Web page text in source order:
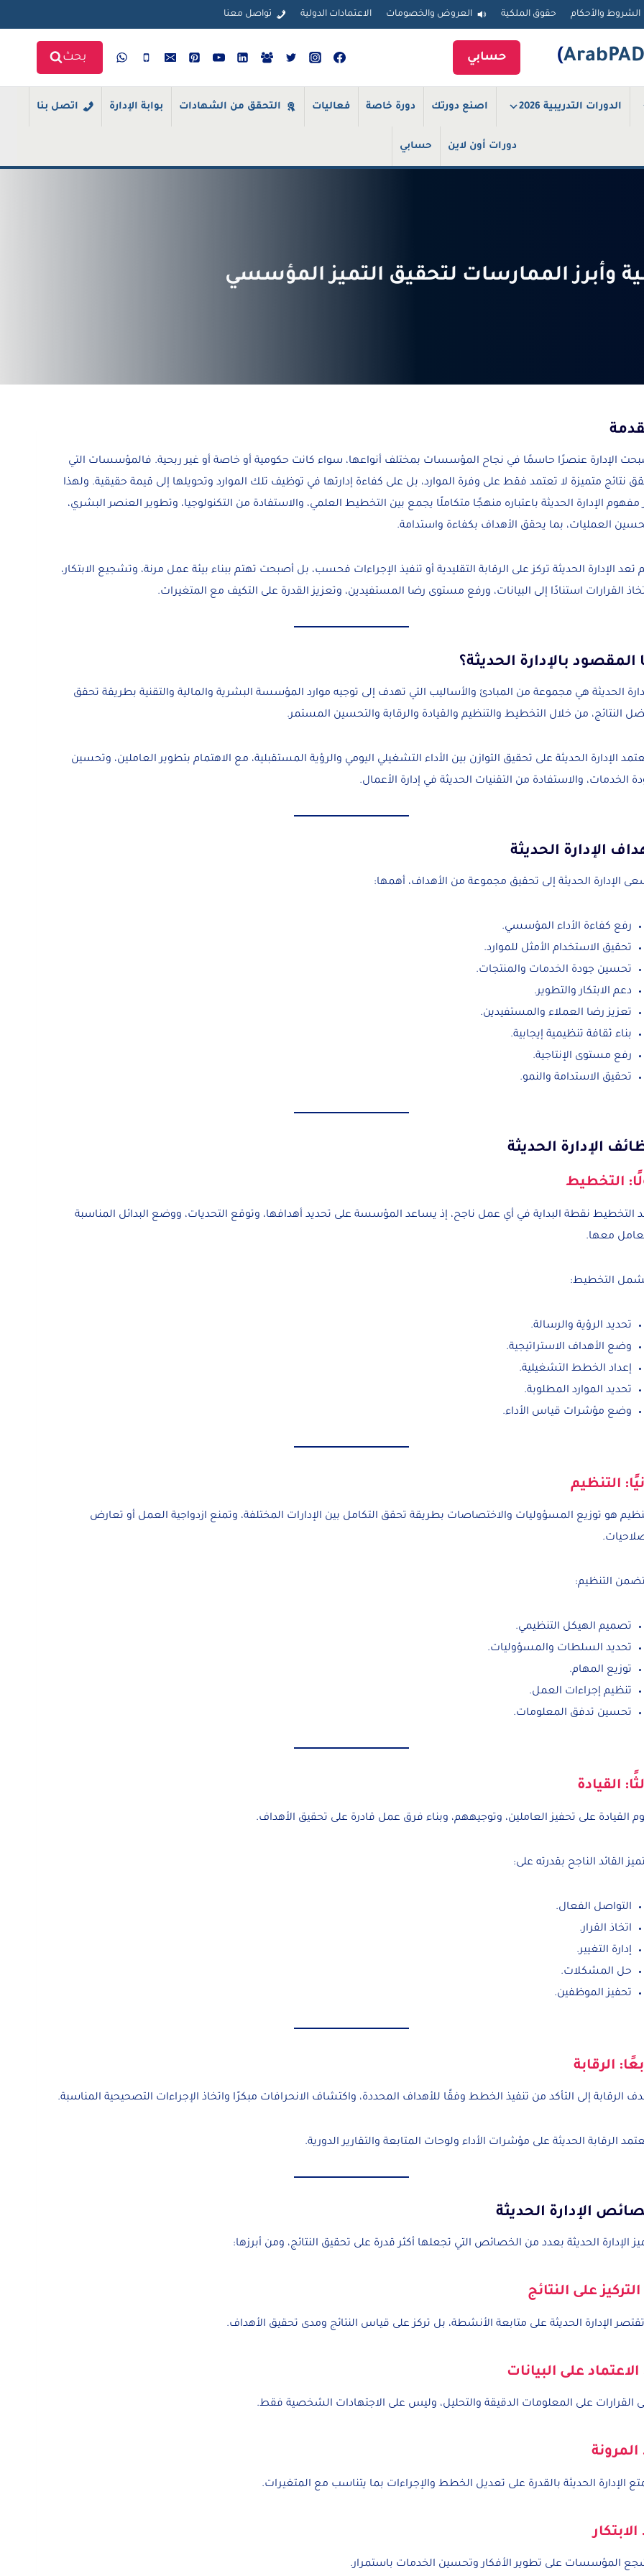
الشروط والأحكام حقوق الملكية العروض والخصومات الاعتمادات الدولية تواصل معنا
) حسابي بحث
الدورات التدريبية 2026 اصنع دورتك دورة خاصة فعاليات التحقق من الشهادات بوابة الإدارة اتصل بنا
دورات أون لاين حسابي
وأبرز الممارسات لتحقيق التميز المؤسسي
الإدارة عنصرًا حاسمًا في نجاح المؤسسات بمختلف أنواعها، سواء كانت حكومية أو خاصة أو غير ربحية. فالمؤسسات التي
نتائج متميزة لا تعتمد فقط على وفرة الموارد، بل على كفاءة إدارتها في توظيف تلك الموارد وتحويلها إلى قيمة حقيقية. ولهذا
مفهوم الإدارة الحديثة باعتباره منهجًا متكاملًا يجمع بين التخطيط العلمي، والاستفادة من التكنولوجيا، وتطوير العنصر البشري،
العمليات، بما يحقق الأهداف بكفاءة واستدامة.
تعد الإدارة الحديثة تركز على الرقابة التقليدية أو تنفيذ الإجراءات فحسب، بل أصبحت تهتم ببناء بيئة عمل مرنة، وتشجيع الابتكار،
القرارات استنادًا إلى البيانات، ورفع مستوى رضا المستفيدين، وتعزيز القدرة على التكيف مع المتغيرات.
المقصود بالإدارة الحديثة؟
الحديثة هي مجموعة من المبادئ والأساليب التي تهدف إلى توجيه موارد المؤسسة البشرية والمالية والتقنية بطريقة تحقق
النتائج، من خلال التخطيط والتنظيم والقيادة والرقابة والتحسين المستمر.
الإدارة الحديثة على تحقيق التوازن بين الأداء التشغيلي اليومي والرؤية المستقبلية، مع الاهتمام بتطوير العاملين، وتحسين
الخدمات، والاستفادة من التقنيات الحديثة في إدارة الأعمال.
الإدارة الحديثة
الإدارة الحديثة إلى تحقيق مجموعة من الأهداف، أهمها:
رفع كفاءة الأداء المؤسسي.
تحقيق الاستخدام الأمثل للموارد.
تحسين جودة الخدمات والمنتجات.
دعم الابتكار والتطوير.
تعزيز رضا العملاء والمستفيدين.
بناء ثقافة تنظيمية إيجابية.
رفع مستوى الإنتاجية.
تحقيق الاستدامة والنمو.
الإدارة الحديثة
التخطيط
التخطيط نقطة البداية في أي عمل ناجح، إذ يساعد المؤسسة على تحديد أهدافها، وتوقع التحديات، ووضع البدائل المناسبة
معها.
التخطيط:
تحديد الرؤية والرسالة.
وضع الأهداف الاستراتيجية.
إعداد الخطط التشغيلية.
تحديد الموارد المطلوبة.
وضع مؤشرات قياس الأداء.
التنظيم
هو توزيع المسؤوليات والاختصاصات بطريقة تحقق التكامل بين الإدارات المختلفة، وتمنع ازدواجية العمل أو تعارض
التنظيم:
تصميم الهيكل التنظيمي.
تحديد السلطات والمسؤوليات.
توزيع المهام.
تنظيم إجراءات العمل.
تحسين تدفق المعلومات.
القيادة
القيادة على تحفيز العاملين، وتوجيههم، وبناء فرق عمل قادرة على تحقيق الأهداف.
القائد الناجح بقدرته على:
التواصل الفعال.
اتخاذ القرار.
إدارة التغيير.
حل المشكلات.
تحفيز الموظفين.
الرقابة
الرقابة إلى التأكد من تنفيذ الخطط وفقًا للأهداف المحددة، واكتشاف الانحرافات مبكرًا واتخاذ الإجراءات التصحيحية المناسبة.
الرقابة الحديثة على مؤشرات الأداء ولوحات المتابعة والتقارير الدورية.
الإدارة الحديثة
الإدارة الحديثة بعدد من الخصائص التي تجعلها أكثر قدرة على تحقيق النتائج، ومن أبرزها:
تقتصر الإدارة الحديثة على متابعة الأنشطة، بل تركز على قياس النتائج ومدى تحقيق الأهداف.
القرارات على المعلومات الدقيقة والتحليل، وليس على الاجتهادات الشخصية فقط.
الإدارة الحديثة بالقدرة على تعديل الخطط والإجراءات بما يتناسب مع المتغيرات.
المؤسسات على تطوير الأفكار وتحسين الخدمات باستمرار.